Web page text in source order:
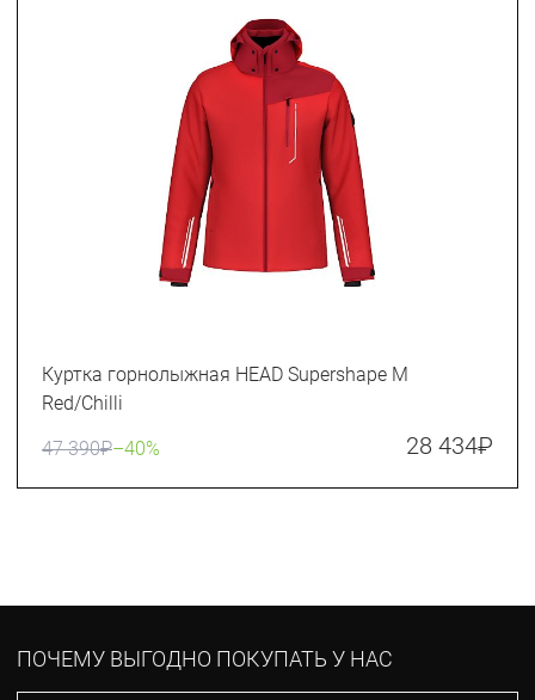
Куртка горнолыжная HEAD Supershape M
Red/Chilli
47 390₽–40% 28 434₽
ПОЧЕМУ ВЫГОДНО ПОКУПАТЬ У НАС